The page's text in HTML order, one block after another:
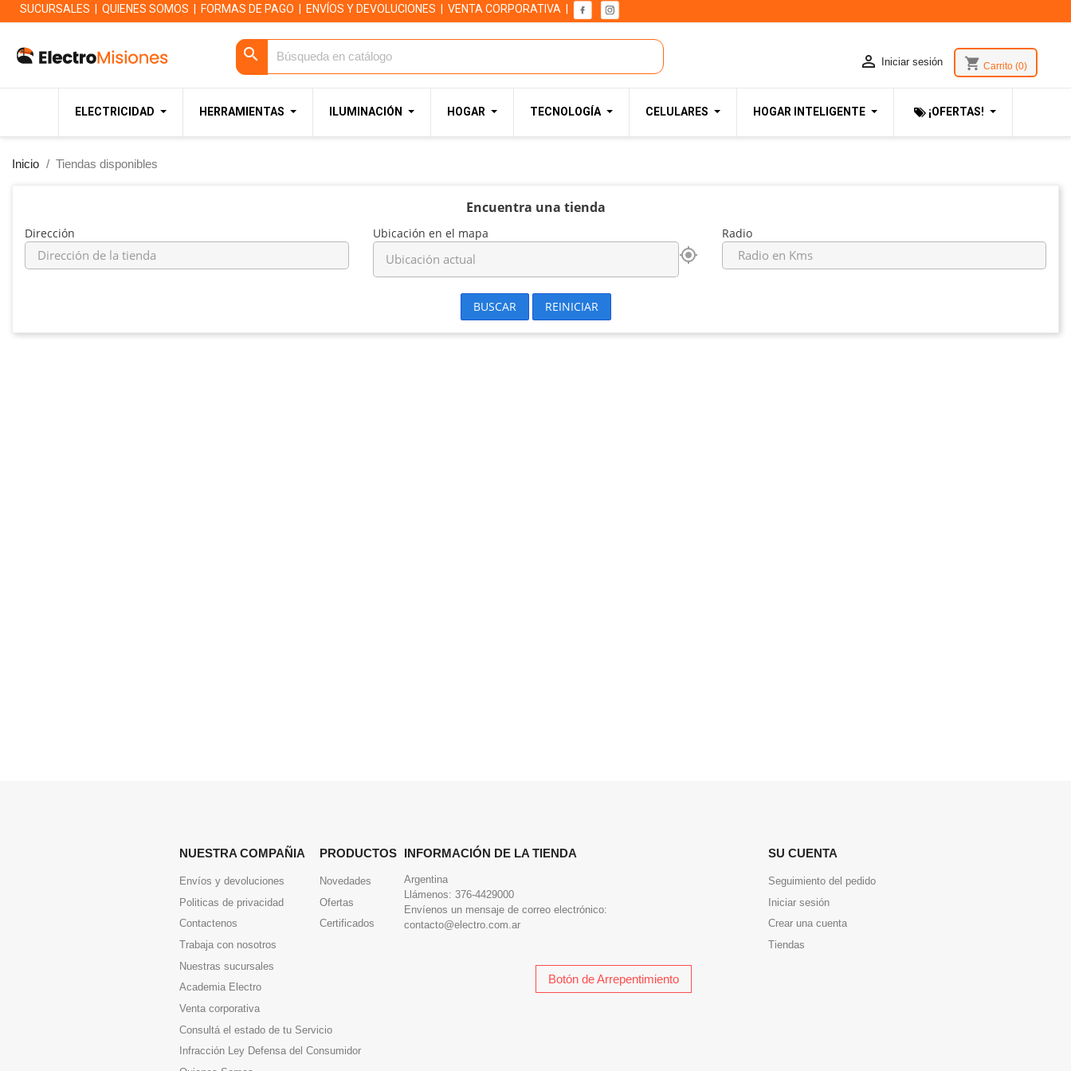
SUCURSALES QUIENES SOMOS FORMAS DE PAGO ENVÍOS Y DEVOLUCIONES VENTA CORPORATIVA
 Iniciar sesión shopping_cart Carrito (0)
search
ELECTRICIDAD HERRAMIENTAS ILUMINACIÓN HOGAR TECNOLOGÍA CELULARES HOGAR INTELIGENTE ¡OFERTAS!
Inicio Tiendas disponibles
Encuentra una tienda
Dirección Ubicación en el mapa
my_location
Radio
BUSCAR REINICIAR
NUESTRA COMPAÑIA
Envíos y devoluciones
Politicas de privacidad
Contactenos
Trabaja con nosotros
Nuestras sucursales
Academia Electro
Venta corporativa
Consultá el estado de tu Servicio
Infracción Ley Defensa del Consumidor
PRODUCTOS
Novedades
Ofertas
Certificados
INFORMACIÓN DE LA TIENDA
Argentina
Llámenos: 376-4429000
Envíenos un mensaje de correo electrónico:
contacto@electro.com.ar
SU CUENTA
Seguimiento del pedido
Iniciar sesión
Crear una cuenta
Tiendas
Botón de Arrepentimiento